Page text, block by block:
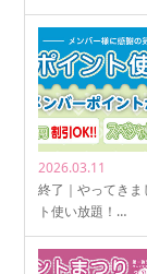
2026.03.11
終了｜やってきま
ト使い放題！…